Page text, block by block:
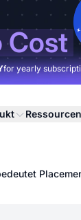
Cost
for yearly
Ressourcen